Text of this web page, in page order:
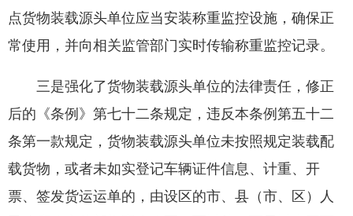
点货物装载源头单位应当安装称重监控设施，确保正
常使用，并向相关监管部门实时传输称重监控记录。
三是强化了货物装载源头单位的法律责任，修正
后的《条例》第七十二条规定，违反本条例第五十二
条第一款规定，货物装载源头单位未按照规定装载配
载货物，或者未如实登记车辆证件信息、计重、开
票、签发货运运单的，由设区的市、县（市、区）人